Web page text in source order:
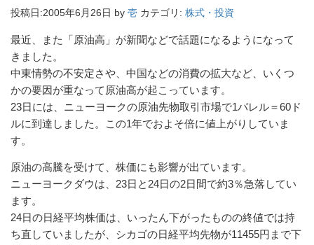
投稿日:2005年6月26日 by 壱 カテゴリ: 株式・投資
最近、また「原油高」が新聞などで話題になるようになって
きました。
中東情勢の不安定さや、中国などの消費の拡大など、いくつ
かの要因が重なって原油高が起こっています。
23日には、ニューヨークの原油先物取引市場で1バレル＝60ド
ルに到達しました。この1年でおよそ倍に値上がりしていま
す。
原油の高騰を受けて、株価にも影響が出ています。
ニューヨークダウは、23日と24日の2日間で約3％急落してい
ます。
24日の日経平均株価は、いったん下がったものの終値では持
ち直していましたが、シカゴの日経平均先物が11455円まで下